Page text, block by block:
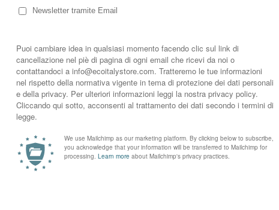
eccellenza. Capiente e dotato di
più disparati in ogni angolo della casa o
Marca:Essent’ial
IL CESTONE ALGA ESSENT'IAL
Il Cestone porta oggetti Essent'ial è il
eccellenza. Capiente e dotato di
più disparati in ogni angolo della casa o
Essent’ial